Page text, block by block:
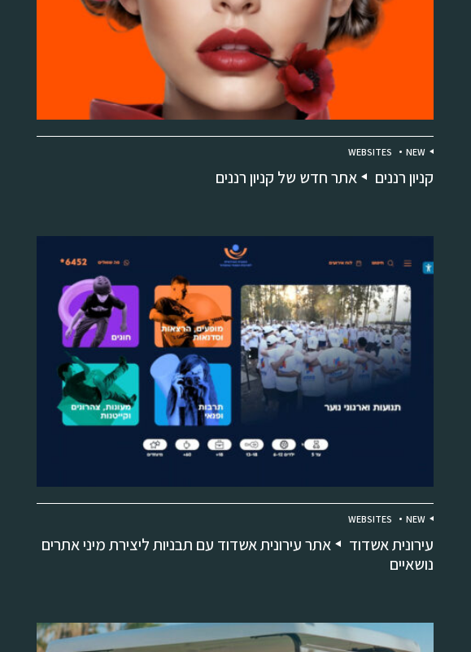
WEBSITES NEW
קניון רננים אתר חדש של קניון רננים
WEBSITES NEW
עירונית אשדוד
אתר עירונית אשדוד עם תבניות ליצירת מיני אתרים
נושאיים